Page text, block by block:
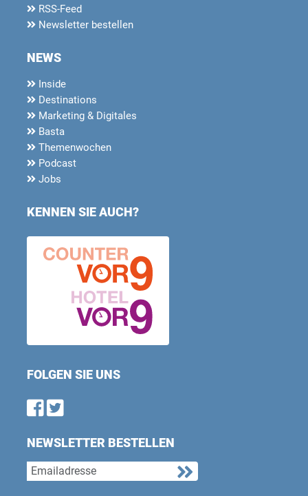
RSS-Feed
Newsletter bestellen
NEWS
Inside
Destinations
Marketing & Digitales
Basta
Themenwochen
Podcast
Jobs
KENNEN SIE AUCH?
FOLGEN SIE UNS
Find us on Facebook
Follow us on Twitter
NEWSLETTER BESTELLEN